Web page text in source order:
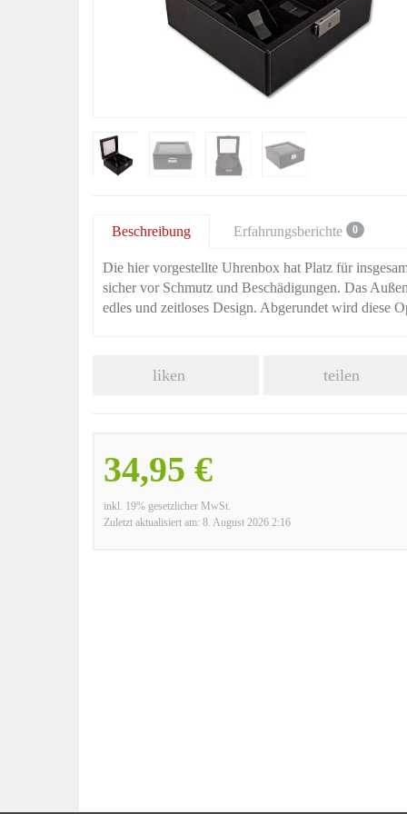
Beschreibung Erfahrungsberichte 0
Die hier vorgestellte Uhrenbox hat Platz für
sicher vor Schmutz und Beschädigungen. Das
edles und zeitloses Design. Abgerundet wird diese
liken teilen
34,95 €
inkl. 19% gesetzlicher MwSt.
Zuletzt aktualisiert am: 8. August 2026 2:16